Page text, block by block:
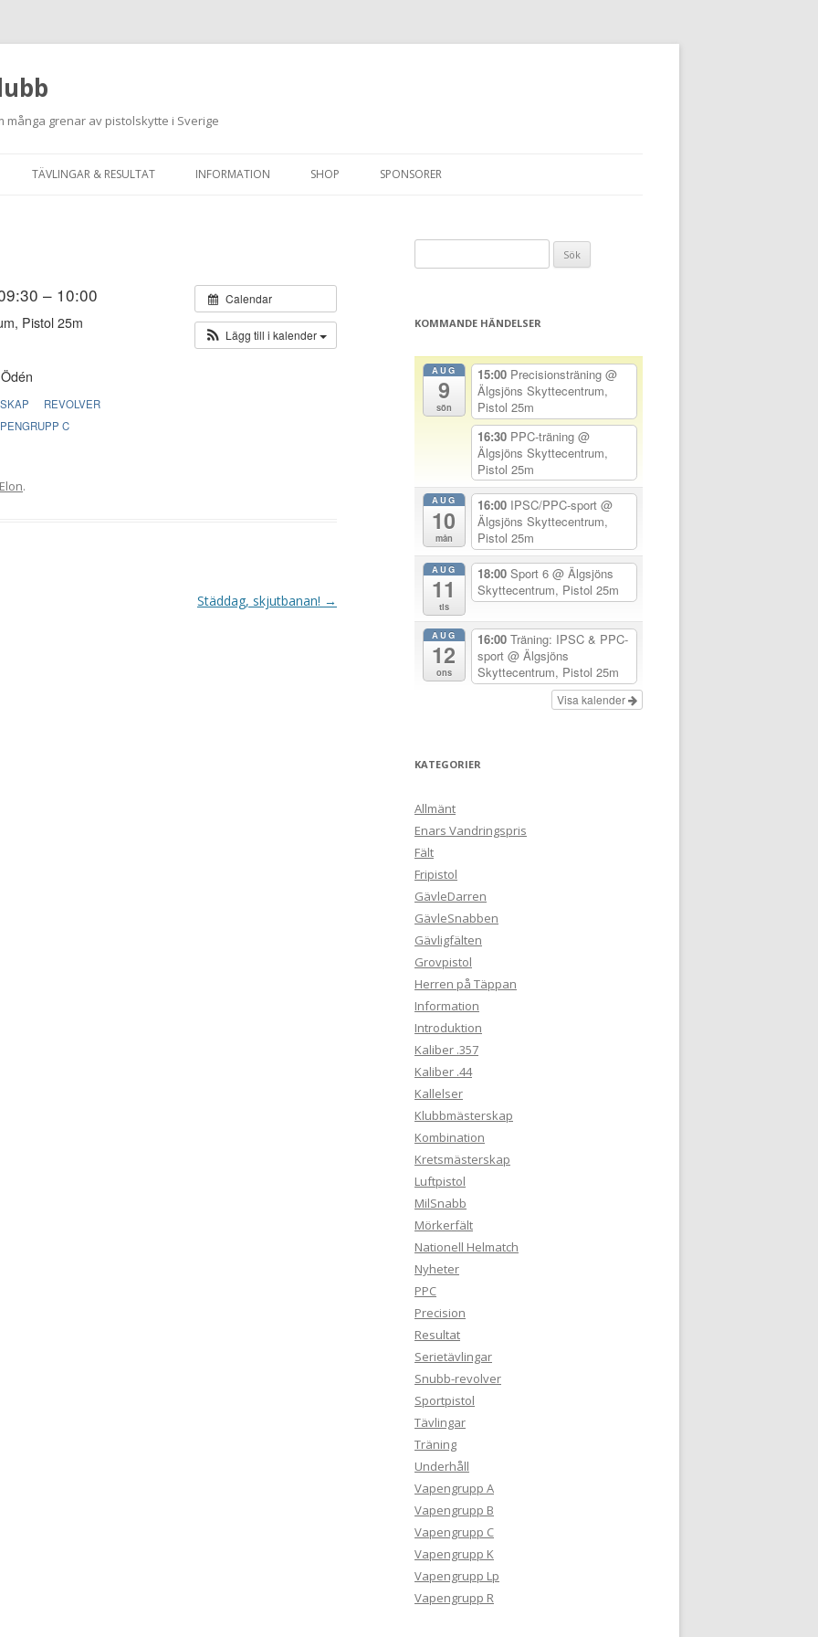
många grenar av pistolskytte i Sverige
till
TÄVLINGAR & RESULTAT INFORMATION
RUTINER FÖR SKJUTLEDARE
FÄLTSKYTTE
SHOP SPONSORER
Calendar
Lägg till i kalender
– 10:00
Pistol 25m
REVOLVER
C
Elon.
Städdag, skjutbanan! →
efter:
KOMMANDE HÄNDELSER
AUG
9
sön
15:00 Precisionsträning @
Älgsjöns Skyttecentrum,
Pistol 25m
16:30 PPC-träning @
Älgsjöns Skyttecentrum,
Pistol 25m
AUG
10
mån
16:00 IPSC/PPC-sport @
Älgsjöns Skyttecentrum,
Pistol 25m
AUG
11
tis
18:00 Sport 6 @ Älgsjöns
Skyttecentrum, Pistol 25m
AUG
12
ons
16:00 Träning: IPSC & PPC-
sport @ Älgsjöns
Skyttecentrum, Pistol 25m
Visa kalender
KATEGORIER
Allmänt
Enars Vandringspris
Fält
Fripistol
GävleDarren
GävleSnabben
Gävligfälten
Grovpistol
Herren på Täppan
Information
Introduktion
Kaliber .357
Kaliber .44
Kallelser
Klubbmästerskap
Kombination
Kretsmästerskap
Luftpistol
MilSnabb
Mörkerfält
Nationell Helmatch
Nyheter
PPC
Precision
Resultat
Serietävlingar
Snubb-revolver
Sportpistol
Tävlingar
Träning
Underhåll
Vapengrupp A
Vapengrupp B
Vapengrupp C
Vapengrupp K
Vapengrupp Lp
Vapengrupp R